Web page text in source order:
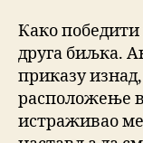
Како
друга биљка.
приказу
расположење
истраживао